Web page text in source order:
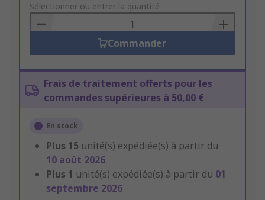
to
Basket
Sélectionner ou entrer la quantité
Commander
Frais de traitement offerts pour les
commandes supérieures à 50,00 €
En stock
Plus 15 unité(s) expédiée(s) à partir du
10 août 2026
Plus 1 unité(s) expédiée(s) à partir du 01
septembre 2026